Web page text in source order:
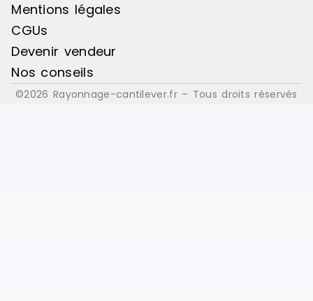
Mentions légales
CGUs
Devenir vendeur
Nos conseils
©2026 Rayonnage-cantilever.fr – Tous droits réservés